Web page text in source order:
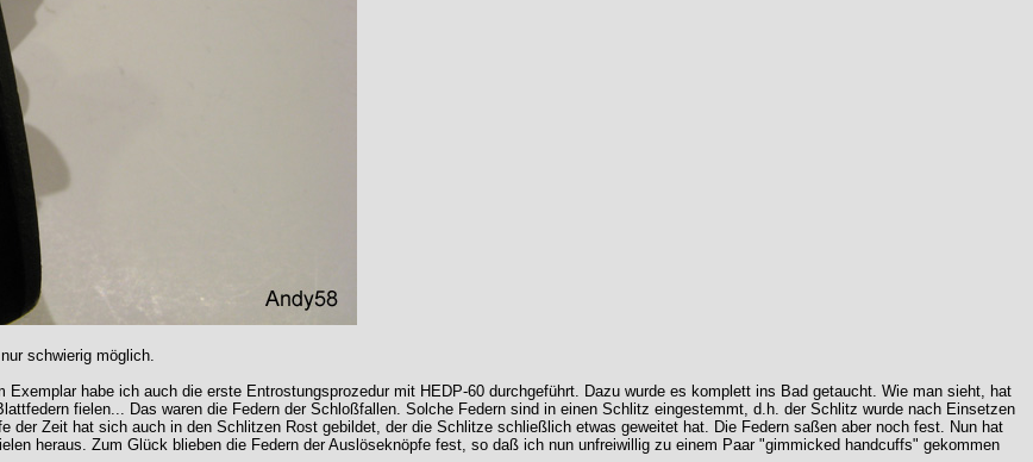
schwierig möglich.
habe ich auch die erste Entrostungsprozedur mit HEDP-60 durchgeführt. Dazu wurde es komplett ins Bad getaucht. Wie man sieht, hat
fielen... Das waren die Federn der Schloßfallen. Solche Federn sind in einen Schlitz eingestemmt, d.h. der Schlitz wurde nach Einsetzen
der Zeit hat sich auch in den Schlitzen Rost gebildet, der die Schlitze schließlich etwas geweitet hat. Die Federn saßen aber noch fest. Nun hat
heraus. Zum Glück blieben die Federn der Auslöseknöpfe fest, so daß ich nun unfreiwillig zu einem Paar "gimmicked handcuffs" gekommen